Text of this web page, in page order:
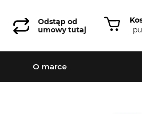
Odstąp od
umowy tutaj
O marce